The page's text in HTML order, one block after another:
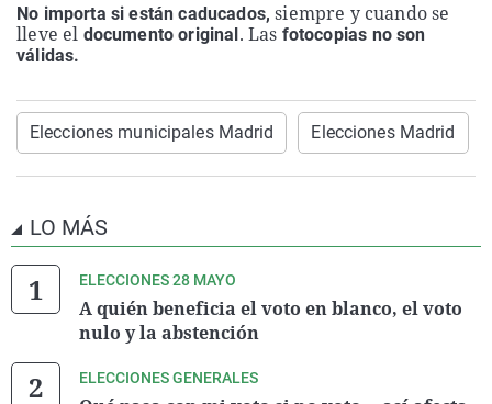
No importa si están caducados,siempre y cuando se
lleve el documento original. Las fotocopias no son
válidas.
Elecciones municipales Madrid Elecciones Madrid
LO MÁS
ELECCIONES 28 MAYO
A quién beneficia el voto en blanco, el voto
nulo y la abstención
ELECCIONES GENERALES